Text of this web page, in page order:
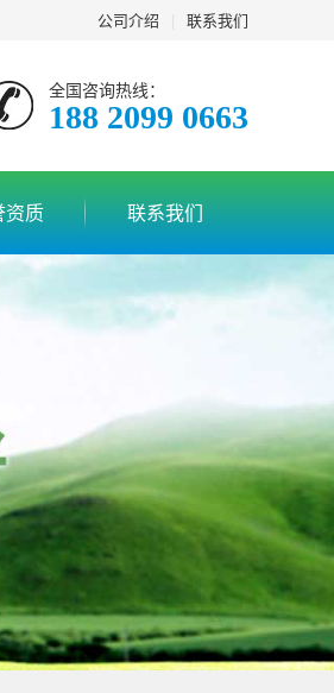
公司介绍 联系我们
全国咨询热线：
188 2099 0663
资质 联系我们